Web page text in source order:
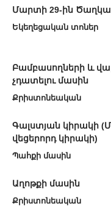
Մարտի 29-ին
Եկեղեցական տոներ
Բամբասողների և
չդատելու մասին
Քրիստոնեական
Գալստյան կիրակի
վեցերորդ կիրակի)
Պահքի մասին
Աղոթքի մասին
Քրիստոնեական